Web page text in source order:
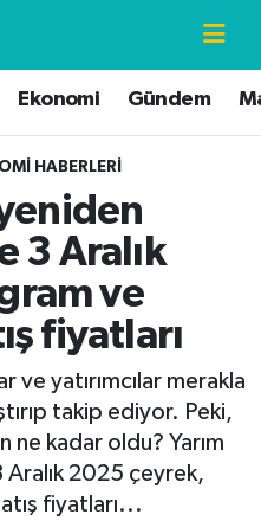
Ekonomi Gündem
HABERLERI
3 Aralık
ve
fiyatları
ve yatırımcılar merakla
takip ediyor. Peki,
ne kadar oldu? Yarım
Aralık 2025 çeyrek,
fiyatları...
ve Fikstür